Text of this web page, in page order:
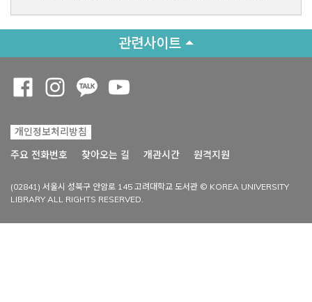
관련사이트
개인정보처리방침
주요 전화번호
찾아오는 길 개관시간 원격지원
(02841) 서울시 성북구 안암로 145 고려대학교 도서관 © KOREA UNIVERSITY
LIBRARY ALL RIGHTS RESERVED.
Opens a new window
Opens a new window
Opens a new window